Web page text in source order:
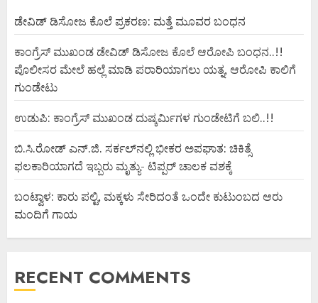
ಡೇವಿಡ್ ಡಿಸೋಜ ಕೊಲೆ ಪ್ರಕರಣ: ಮತ್ತೆ ಮೂವರ ಬಂಧನ
ಕಾಂಗ್ರೆಸ್ ಮುಖಂಡ ಡೇವಿಡ್ ಡಿಸೋಜ ಕೊಲೆ ಆರೋಪಿ ಬಂಧನ..!!
ಪೊಲೀಸರ ಮೇಲೆ ಹಲ್ಲೆ ಮಾಡಿ ಪರಾರಿಯಾಗಲು ಯತ್ನ, ಆರೋಪಿ ಕಾಲಿಗೆ
ಗುಂಡೇಟು
ಉಡುಪಿ: ಕಾಂಗ್ರೆಸ್ ಮುಖಂಡ ದುಷ್ಕರ್ಮಿಗಳ ಗುಂಡೇಟಿಗೆ ಬಲಿ..!!
ಬಿ.ಸಿ.ರೋಡ್ ಎನ್.ಜಿ. ಸರ್ಕಲ್‌ನಲ್ಲಿ ಭೀಕರ ಅಪಘಾತ: ಚಿಕಿತ್ಸೆ
ಫಲಕಾರಿಯಾಗದೆ ಇಬ್ಬರು ಮೃತ್ಯು- ಟಿಪ್ಪರ್ ಚಾಲಕ ವಶಕ್ಕೆ
ಬಂಟ್ವಾಳ: ಕಾರು ಪಲ್ಟಿ, ಮಕ್ಕಳು ಸೇರಿದಂತೆ ಒಂದೇ ಕುಟುಂಬದ ಆರು
ಮಂದಿಗೆ ಗಾಯ
RECENT COMMENTS